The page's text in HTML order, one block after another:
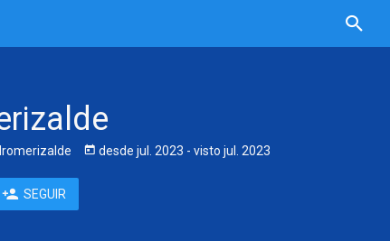
desde jul. 2023 - visto jul. 2023
SEGUIR